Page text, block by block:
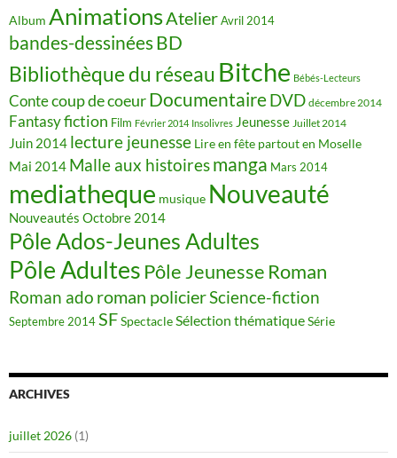
Album AnimationsAtelierAvril 2014
bandes-dessinéesBD
Bibliothèque du réseau Bitche Bébés-Lecteurs
Contecoup de coeurDocumentaireDVD décembre 2014
Fantasyfiction Film Février 2014 Insolivres Jeunesse Juillet 2014
Juin 2014 lecture jeunesse Lire en fête partout en Moselle
Mai 2014 Malle aux histoiresmanga Mars 2014
mediatheque musique Nouveauté
Nouveautés Octobre 2014
Pôle Ados-Jeunes Adultes
Pôle Adultes Pôle Jeunesse Roman
Roman ado roman policierScience-fiction
Septembre 2014SFSpectacle Sélection thématiqueSérie
ARCHIVES
juillet 2026 (1)